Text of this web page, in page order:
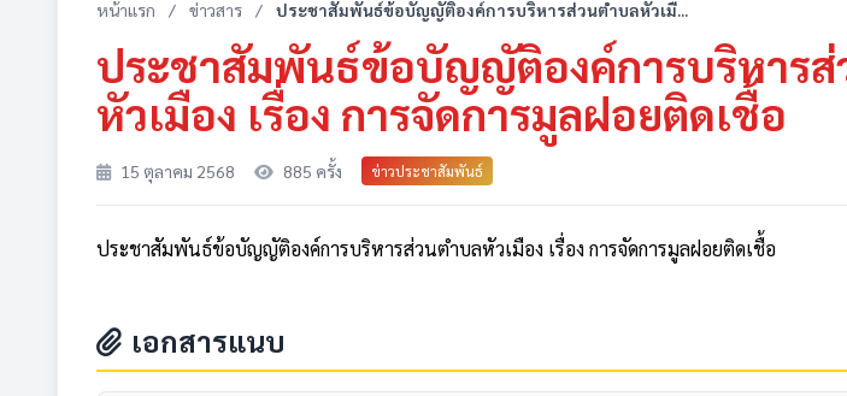
หน้าแรก / ข่าวสาร / ประชาสัมพันธ์ข้อบัญญัติองค์การบริหารส่วนตำบลหัวเมื...
ประชาสัมพันธ์ข้อบัญญัติองค์การบริหารส่
หัวเมือง เรื่อง การจัดการมูลฝอยติดเชื้อ
15 ตุลาคม 2568 885 ครั้ง ข่าวประชาสัมพันธ์
ประชาสัมพันธ์ข้อบัญญัติองค์การบริหารส่วนตำบลหัวเมือง เรื่อง การจัดการมูลฝอยติดเชื้อ
เอกสารแนบ